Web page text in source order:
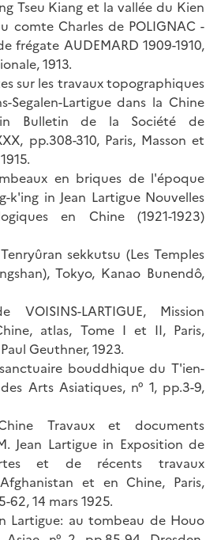
Tseu Kiang et la vallée du Kien
comte Charles de POLIGNAC -
frégate AUDEMARD 1909-1910,
1913.
sur les travaux topographiques
Segalen-Lartigue dans la Chine
in Bulletin de la Société de
pp.308-310, Paris, Masson et
en briques de l'époque
k'ing in Jean Lartigue Nouvelles
en Chine (1921-1923)
sekkutsu (Les Temples
Tokyo, Kanao Bunendô,
VOISINS-LARTIGUE, Mission
atlas, Tome I et II, Paris,
Geuthner, 1923.
sanctuaire bouddhique du T'ien-
Arts Asiatiques, n° 1, pp.3-9,
Travaux et documents
Jean Lartigue in Exposition de
et de récents travaux
et en Chine, Paris,
62, 14 mars 1925.
Lartigue: au tombeau de Houo